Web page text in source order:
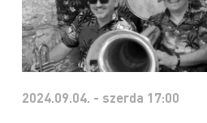
2024.09.04. - szerda 17:00